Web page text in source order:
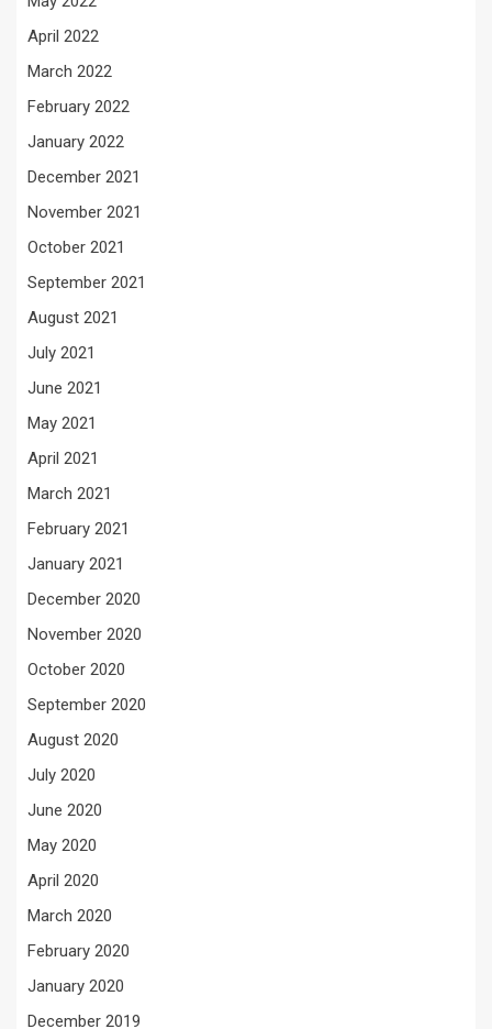
April 2022
March 2022
February 2022
January 2022
December 2021
November 2021
October 2021
September 2021
August 2021
July 2021
June 2021
May 2021
April 2021
March 2021
February 2021
January 2021
December 2020
November 2020
October 2020
September 2020
August 2020
July 2020
June 2020
May 2020
April 2020
March 2020
February 2020
January 2020
December 2019